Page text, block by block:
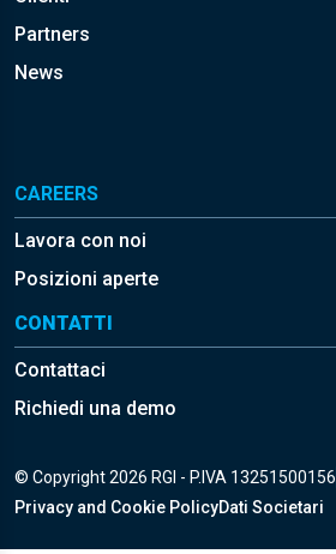
Partners
News
CAREERS
Lavora con noi
Posizioni aperte
CONTATTI
Contattaci
Richiedi una demo
© Copyright 2026 RGI - P.IVA 13251500156
Privacy and Cookie PolicyDati Societari